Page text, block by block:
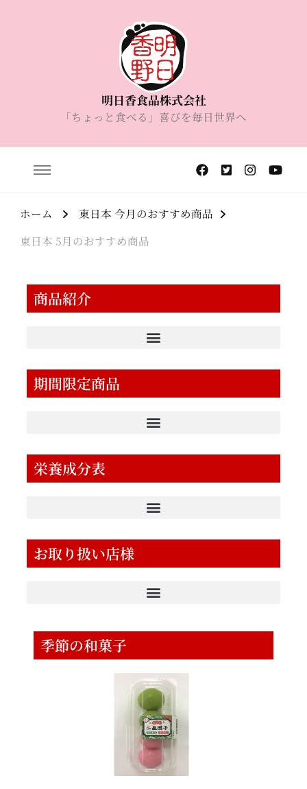
明日香食品株式会社
「ちょっと食べる」喜びを毎日世界へ
ホーム
東日本 今月のおすすめ商品
東日本 5月のおすすめ商品
商品紹介
期間限定商品
栄養成分表
お取り扱い店様
季節の和菓子